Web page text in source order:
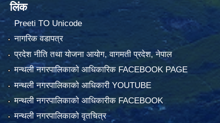
लिंक
Preeti TO Unicode
नागरिक वडापत्र
प्रदेश नीति तथा योजना आयोग, वागमती प्रदेश, नेपाल
मन्थली नगरपालिकाको आधिकारिक FACEBOOK PAGE
मन्थली नगरपालिकाको आधिकारी YOUTUBE
मन्थली नगरपालिकाको आधिकारीक FACEBOOK
मन्थली नगरपालिकाको वृतचित्र